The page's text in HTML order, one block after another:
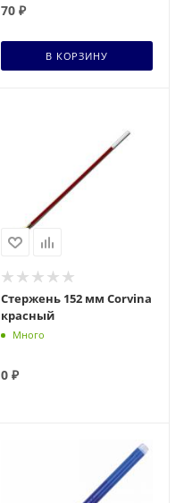
70₽
В КОРЗИНУ
Стержень 152 мм Corvina
красный
Много
0₽